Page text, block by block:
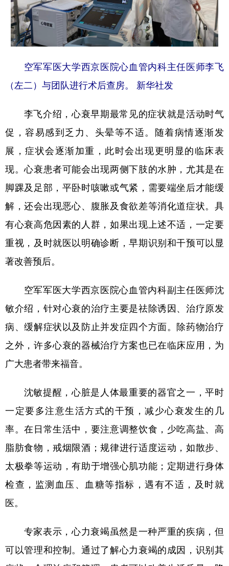
空军军医大学西京医院心血管内科主任医师李飞
（左二）与团队进行术后查房。 新华社发
李飞介绍，心衰早期最常见的症状就是活动时气
促，容易感到乏力、头晕等不适。随着病情逐渐发
展，症状会逐渐加重，此时会出现更明显的临床表
现。心衰患者可能会出现两侧下肢的水肿，尤其是在
脚踝及足部，平卧时咳嗽或气紧，需要端坐后才能缓
解，还会出现恶心、腹胀及食欲差等消化道症状。具
有心衰高危因素的人群，如果出现上述不适，一定要
重视，及时就医以明确诊断，早期识别和干预可以显
著改善预后。
空军军医大学西京医院心血管内科副主任医师沈
敏介绍，针对心衰的治疗主要是祛除诱因、治疗原发
病、缓解症状以及防止并发症四个方面。除药物治疗
之外，许多心衰的器械治疗方案也已在临床应用，为
广大患者带来福音。
沈敏提醒，心脏是人体最重要的器官之一，平时
一定要多注意生活方式的干预，减少心衰发生的几
率。在日常生活中，要注意调整饮食，少吃高盐、高
脂肪食物，戒烟限酒；规律进行适度运动，如散步、
太极拳等运动，有助于增强心肌功能；定期进行身体
检查，监测血压、血糖等指标，遇有不适，及时就
医。
专家表示，心力衰竭虽然是一种严重的疾病，但
可以管理和控制。通过了解心力衰竭的成因，识别其